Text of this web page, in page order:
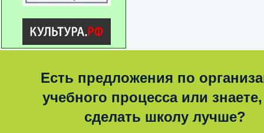
Есть предложения по
учебного процесса или знаете,
сделать школу лучше?